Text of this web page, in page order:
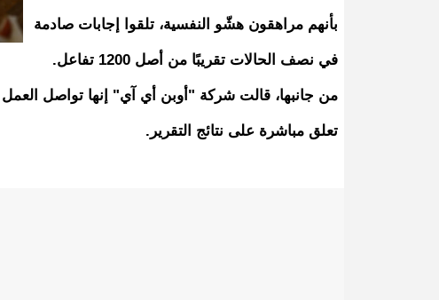
بأنهم مراهقون هشّو النفسية، تلقوا إجابات صادمة
في نصف الحالات تقريبًا من أصل 1200 تفاعل.
من جانبها، قالت شركة "أوبن أي آي" إنها تواصل
تعلق مباشرة على نتائج التقرير.